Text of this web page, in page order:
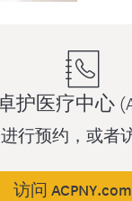
护医疗中心
进行预约，或者
访问 ACPNY.com